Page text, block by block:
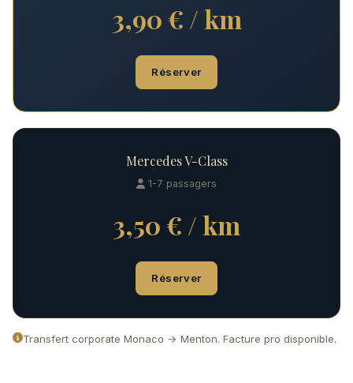
3,90 € / km
Réserver
Mercedes V-Class
1-7 passagers
3,50 € / km
Réserver
Transfert corporate Monaco → Menton. Facture pro disponible.